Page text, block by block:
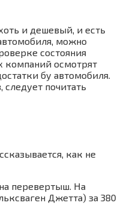
и дешевый, и есть
можно
состояния
компаний осмотрят
бу автомобиля.
почитать
как не
перевертыш. На
Джетта) за 380